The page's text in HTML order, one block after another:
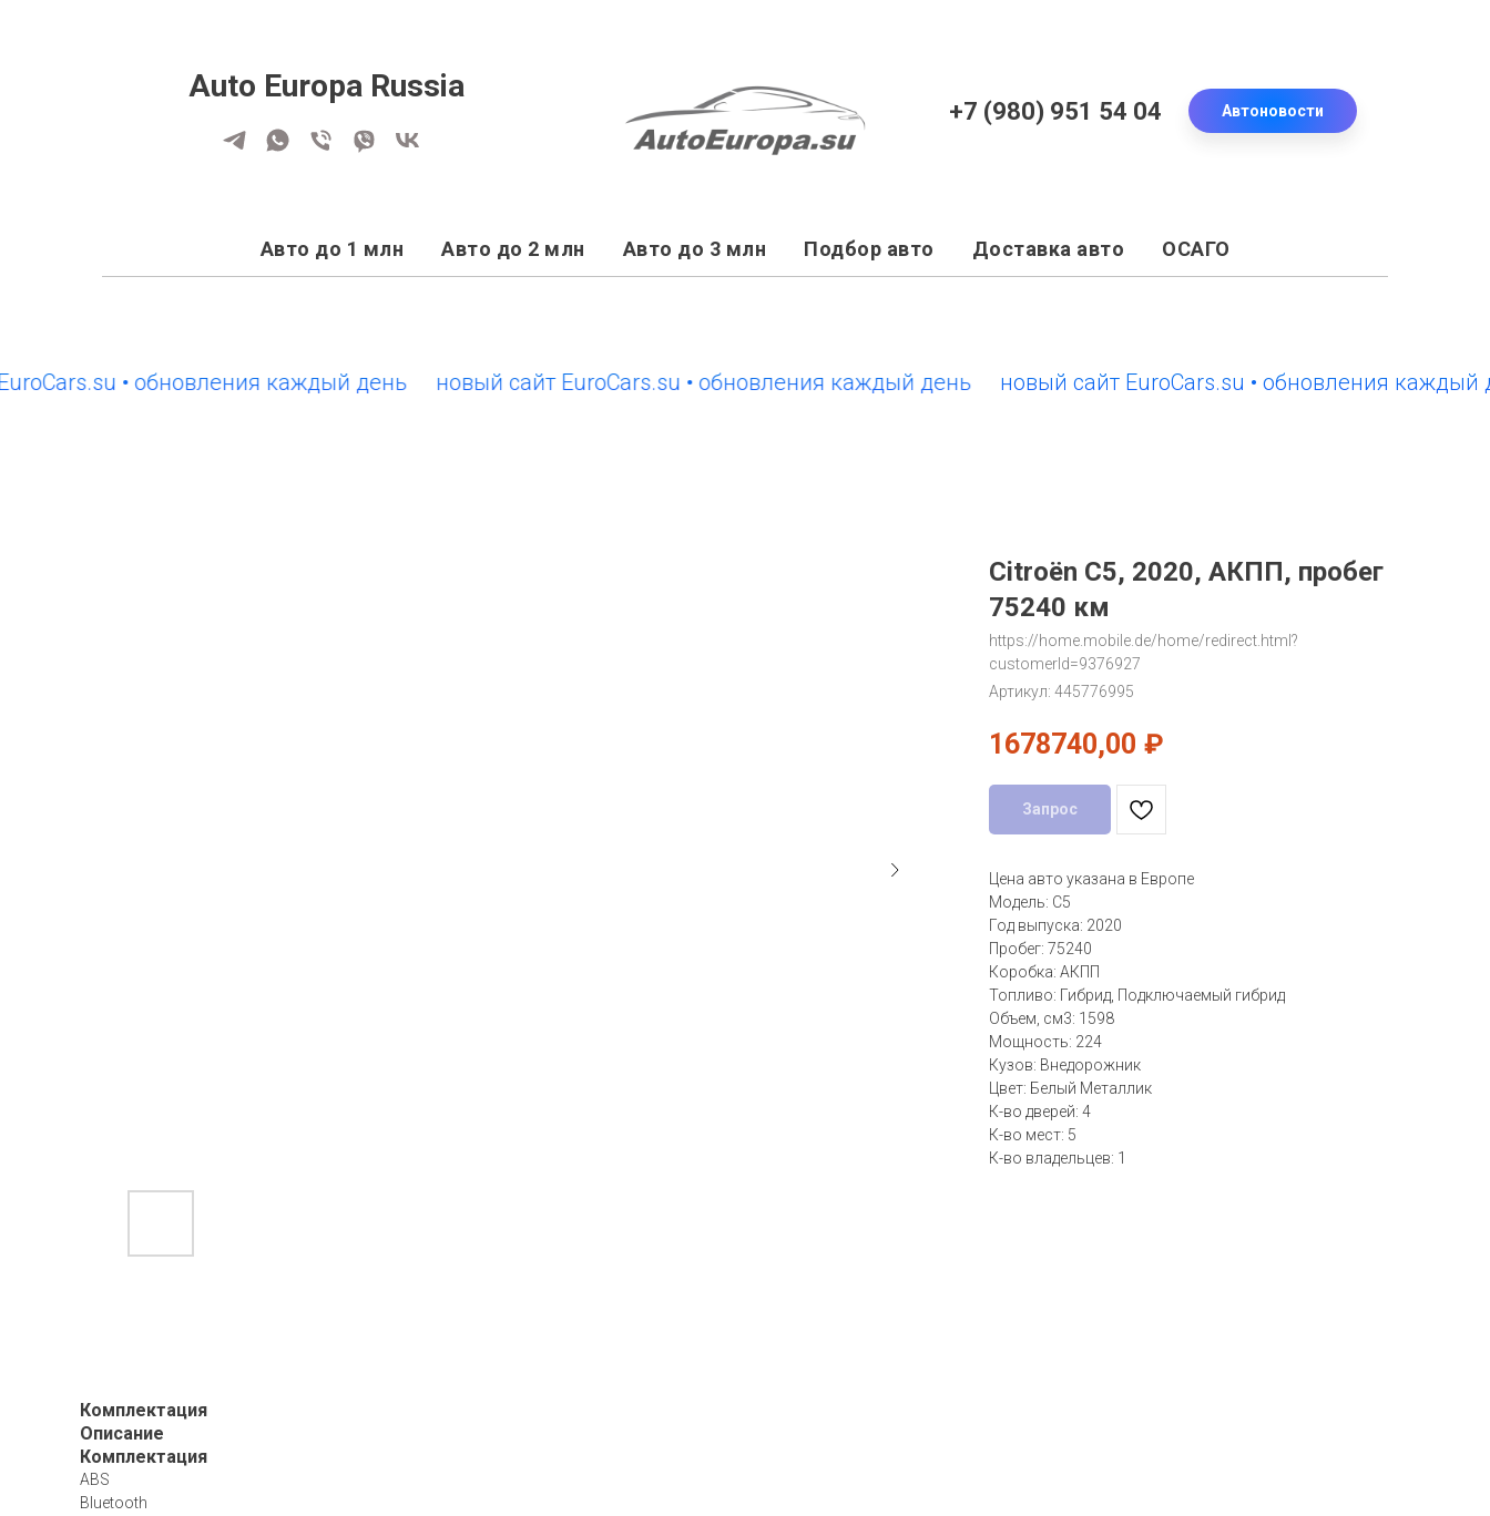
Auto Europa Russia
+7 (980) 951 54 04 Автоновости
Авто до 1 млн Авто до 2 млн Авто до 3 млн Подбор авто Доставка авто ОСАГО
• обновления каждый день новый сайт EuroCars.su • обновления каждый день новый сайт EuroCars.su • обновления каждый день
Citroën C5, 2020, АКПП, пробег
75240 км
https://home.mobile.de/home/redirect.html?
customerId=9376927
Артикул: 445776995
1678740,00 ₽
Запрос
Цена авто указана в Европе
Модель: C5
Год выпуска: 2020
Пробег: 75240
Коробка: АКПП
Топливо: Гибрид, Подключаемый гибрид
Объем, см3: 1598
Мощность: 224
Кузов: Внедорожник
Цвет: Белый Металлик
К-во дверей: 4
К-во мест: 5
К-во владельцев: 1
Комплектация
Описание
Комплектация
ABS
Bluetooth